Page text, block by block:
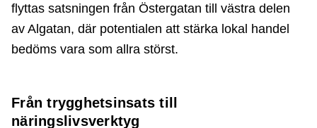
flyttas satsningen från Östergatan till västra delen
av Algatan, där potentialen att stärka lokal handel
bedöms vara som allra störst.
Från trygghetsinsats till
näringslivsverktyg